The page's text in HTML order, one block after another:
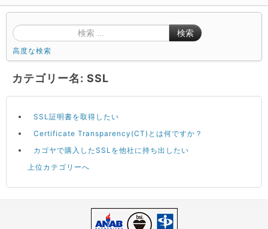
検索
高度な検索
カテゴリー名: SSL
SSL証明書を取得したい
Certificate Transparency(CT)とは何ですか？
カゴヤで購入したSSLを他社に持ち出したい
上位カテゴリーへ